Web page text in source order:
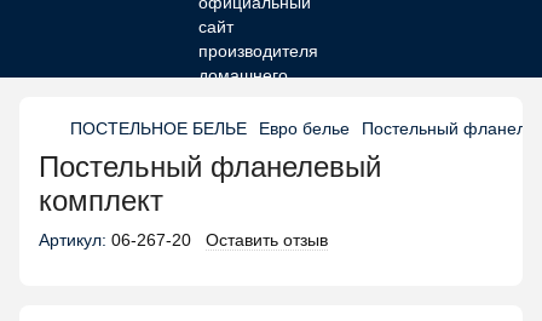
ПОСТЕЛЬНОЕ БЕЛЬЕ Евро белье Постельный
Постельный фланелевый
комплект
Артикул: 06-267-20 Оставить отзыв